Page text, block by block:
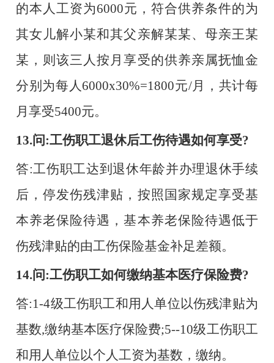
的本人工资为6000元，符合供养条件的为
其女儿解小某和其父亲解某某、母亲王某
某，则该三人按月享受的供养亲属抚恤金
分别为每人6000x30%=1800元/月，共计每
月享受5400元。
13.问:工伤职工退休后工伤待遇如何享受?
答:工伤职工达到退休年龄并办理退休手续
后，停发伤残津贴，按照国家规定享受基
本养老保险待遇，基本养老保险待遇低于
伤残津贴的由工伤保险基金补足差额。
14.问:工伤职工如何缴纳基本医疗保险费?
答:1-4级工伤职工和用人单位以伤残津贴为
基数,缴纳基本医疗保险费;5--10级工伤职工
和用人单位以个人工资为基数，缴纳。